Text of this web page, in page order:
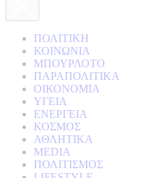
ΠΟΛΙΤΙΚΗ
ΚΟΙΝΩΝΙΑ
ΜΠΟΥΡΛΟΤΟ
ΠΑΡΑΠΟΛΙΤΙΚΑ
ΟΙΚΟΝΟΜΙΑ
ΥΓΕΙΑ
ΕΝΕΡΓΕΙΑ
ΚΟΣΜΟΣ
ΑΘΛΗΤΙΚΑ
MEDIA
ΠΟΛΙΤΙΣΜΟΣ